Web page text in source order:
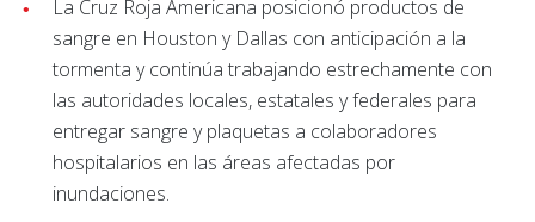
La Cruz Roja Americana posicionó productos de
sangre en Houston y Dallas con anticipación a la
tormenta y continúa trabajando estrechamente con
las autoridades locales, estatales y federales para
entregar sangre y plaquetas a colaboradores
hospitalarios en las áreas afectadas por
inundaciones.